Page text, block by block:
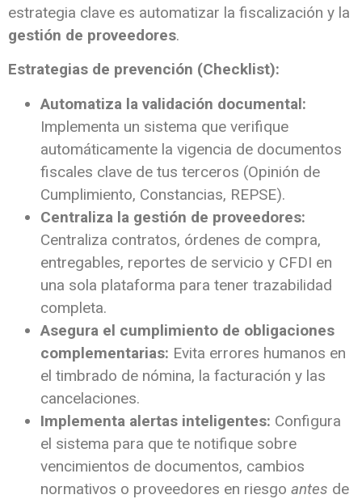
estrategia clave es automatizar la fiscalización y la
gestión de proveedores.
Estrategias de prevención (Checklist):
Automatiza la validación documental:
Implementa un sistema que verifique
automáticamente la vigencia de documentos
fiscales clave de tus terceros (Opinión de
Cumplimiento, Constancias, REPSE).
Centraliza la gestión de proveedores:
Centraliza contratos, órdenes de compra,
entregables, reportes de servicio y CFDI en
una sola plataforma para tener trazabilidad
completa.
Asegura el cumplimiento de obligaciones
complementarias: Evita errores humanos en
el timbrado de nómina, la facturación y las
cancelaciones.
Implementa alertas inteligentes: Configura
el sistema para que te notifique sobre
vencimientos de documentos, cambios
normativos o proveedores en riesgo antes de